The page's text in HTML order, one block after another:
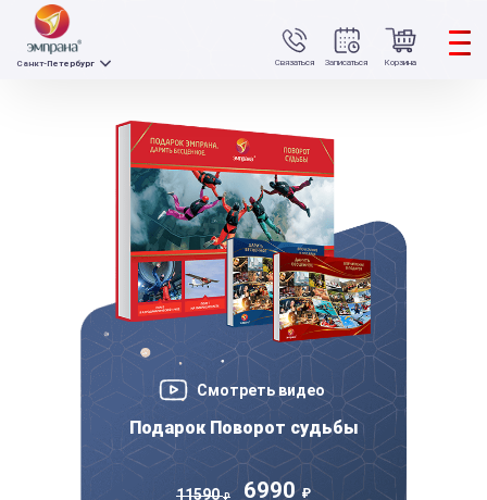
Связаться
Санкт-Петербург Записаться Корзина
Подарок Поворот судьбы
11590₽ 6990₽
Смотреть видео